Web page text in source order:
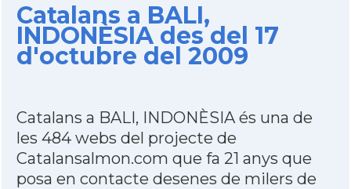
Catalans a BALI,
INDONÈSIA des del 17
d'octubre del 2009
Catalans a BALI, INDONÈSIA és una de
les 484 webs del projecte de
Catalansalmon.com que fa 21 anys que
posa en contacte desenes de milers de